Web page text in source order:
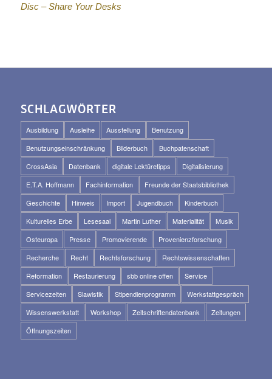
Disc – Share Your Desks
SCHLAGWÖRTER
Ausbildung Ausleihe Ausstellung
Benutzung
Benutzungseinschränkung
Bilderbuch
Buchpatenschaft
CrossAsia
Datenbank digitale Lektüretipps
Digitalisierung
E.T.A. Hoffmann
Fachinformation
Freunde der Staatsbibliothek
Geschichte
Hinweis Import Jugendbuch
Kinderbuch
Kulturelles Erbe
Lesesaal Martin Luther Materialität
Musik
Osteuropa
Presse Promovierende
Provenienzforschung
Recherche
Recht Rechtsforschung
Rechtswissenschaften
Reformation
Restaurierung sbb online offen
Service
Servicezeiten
Slawistik Stipendienprogramm
Werkstattgespräch
Wissenswerkstatt
Workshop Zeitschriftendatenbank
Zeitungen
Öffnungszeiten